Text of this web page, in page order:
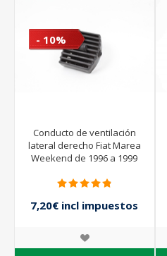
- 10%
Conducto de ventilación
lateral derecho Fiat Marea
Weekend de 1996 a 1999
7,20€ incl impuestos